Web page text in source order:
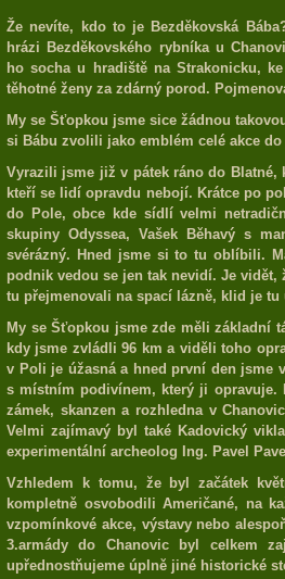
Že nevíte, kdo to je Bezděkovská
hrázi Bezděkovského rybníka u
ho socha u hradiště na Strakonicku,
těhotné ženy za zdárný porod.
My se Šťopkou jsme sice žádnou
si Bábu zvolili jako emblém celé akce
Vyrazili jsme již v pátek ráno do
kteří se lidí opravdu nebojí. Krátce po
do Pole, obce kde sídlí velmi
skupiny Odyssea, Vašek Běhavý s
svérázný. Hned jsme si to tu oblíbili.
podnik vedou se jen tak nevidí. Je
tu přejmenovali na spací lázně, klid je tu
My se Šťopkou jsme zde měli základní
kdy jsme zvládli 96 km a viděli toho
v Poli je úžasná a hned první den jsme
s místním podivínem, který ji opravuje.
zámek, skanzen a rozhledna v
Velmi zajímavý byl také Kadovický
experimentální archeolog Ing. Pavel
Vzhledem k tomu, že byl začátek
kompletně osvobodili Američané, na
vzpomínkové akce, výstavy nebo
3.armády do Chanovic byl celkem
upřednostňujeme úplně jiné historické